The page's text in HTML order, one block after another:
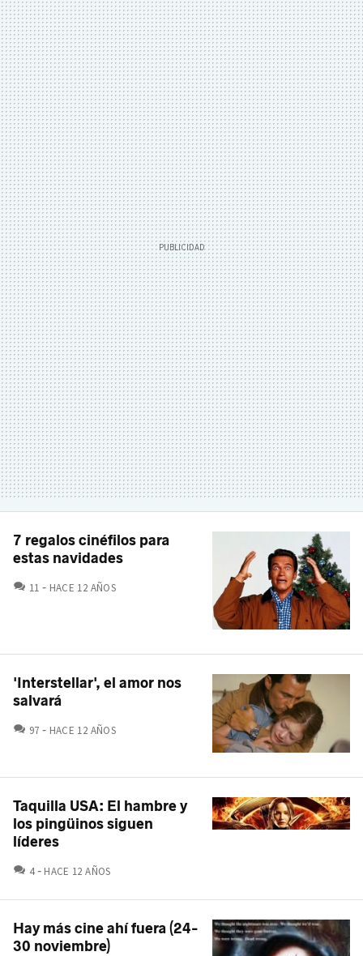
7 regalos cinéfilos para
estas navidades
11 COMENTARIOS
HACE 12 AÑOS
'Interstellar', el amor nos
salvará
97 COMENTARIOS
HACE 12 AÑOS
Taquilla USA: El hambre y
los pingüinos siguen
líderes
4 COMENTARIOS
HACE 12 AÑOS
Hay más cine ahí fuera (24-
30 noviembre)